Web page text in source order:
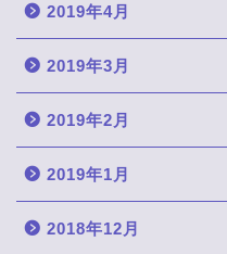
2019年4月
2019年3月
2019年2月
2019年1月
2018年12月